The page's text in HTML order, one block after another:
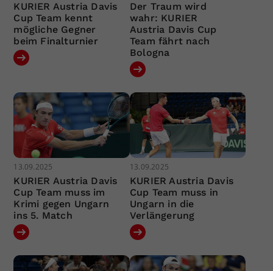
KURIER Austria Davis
Cup Team kennt
mögliche Gegner
beim Finalturnier
Der Traum wird
wahr: KURIER
Austria Davis Cup
Team fährt nach
Bologna
13.09.2025
KURIER Austria Davis
Cup Team muss im
Krimi gegen Ungarn
ins 5. Match
13.09.2025
KURIER Austria Davis
Cup Team muss in
Ungarn in die
Verlängerung